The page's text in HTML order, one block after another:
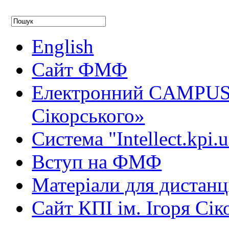
English
Сайт ФМФ
Електронний
Сікорського»
Система
Вступ на ФМФ
Матеріали для
Сайт КПІ ім. Ігоря